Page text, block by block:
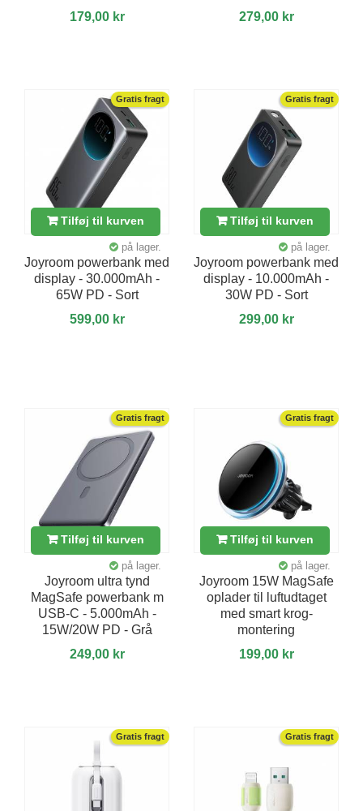
179,00 kr
279,00 kr
Gratis fragt
Tilføj til kurven
på lager.
Joyroom powerbank med
display - 30.000mAh -
65W PD - Sort
599,00 kr
Gratis fragt
Tilføj til kurven
på lager.
Joyroom powerbank med
display - 10.000mAh -
30W PD - Sort
299,00 kr
Gratis fragt
Tilføj til kurven
på lager.
Joyroom ultra tynd
MagSafe powerbank m
USB-C - 5.000mAh -
15W/20W PD - Grå
249,00 kr
Gratis fragt
Tilføj til kurven
på lager.
Joyroom 15W MagSafe
oplader til luftudtaget
med smart krog-
montering
199,00 kr
Gratis fragt Gratis fragt